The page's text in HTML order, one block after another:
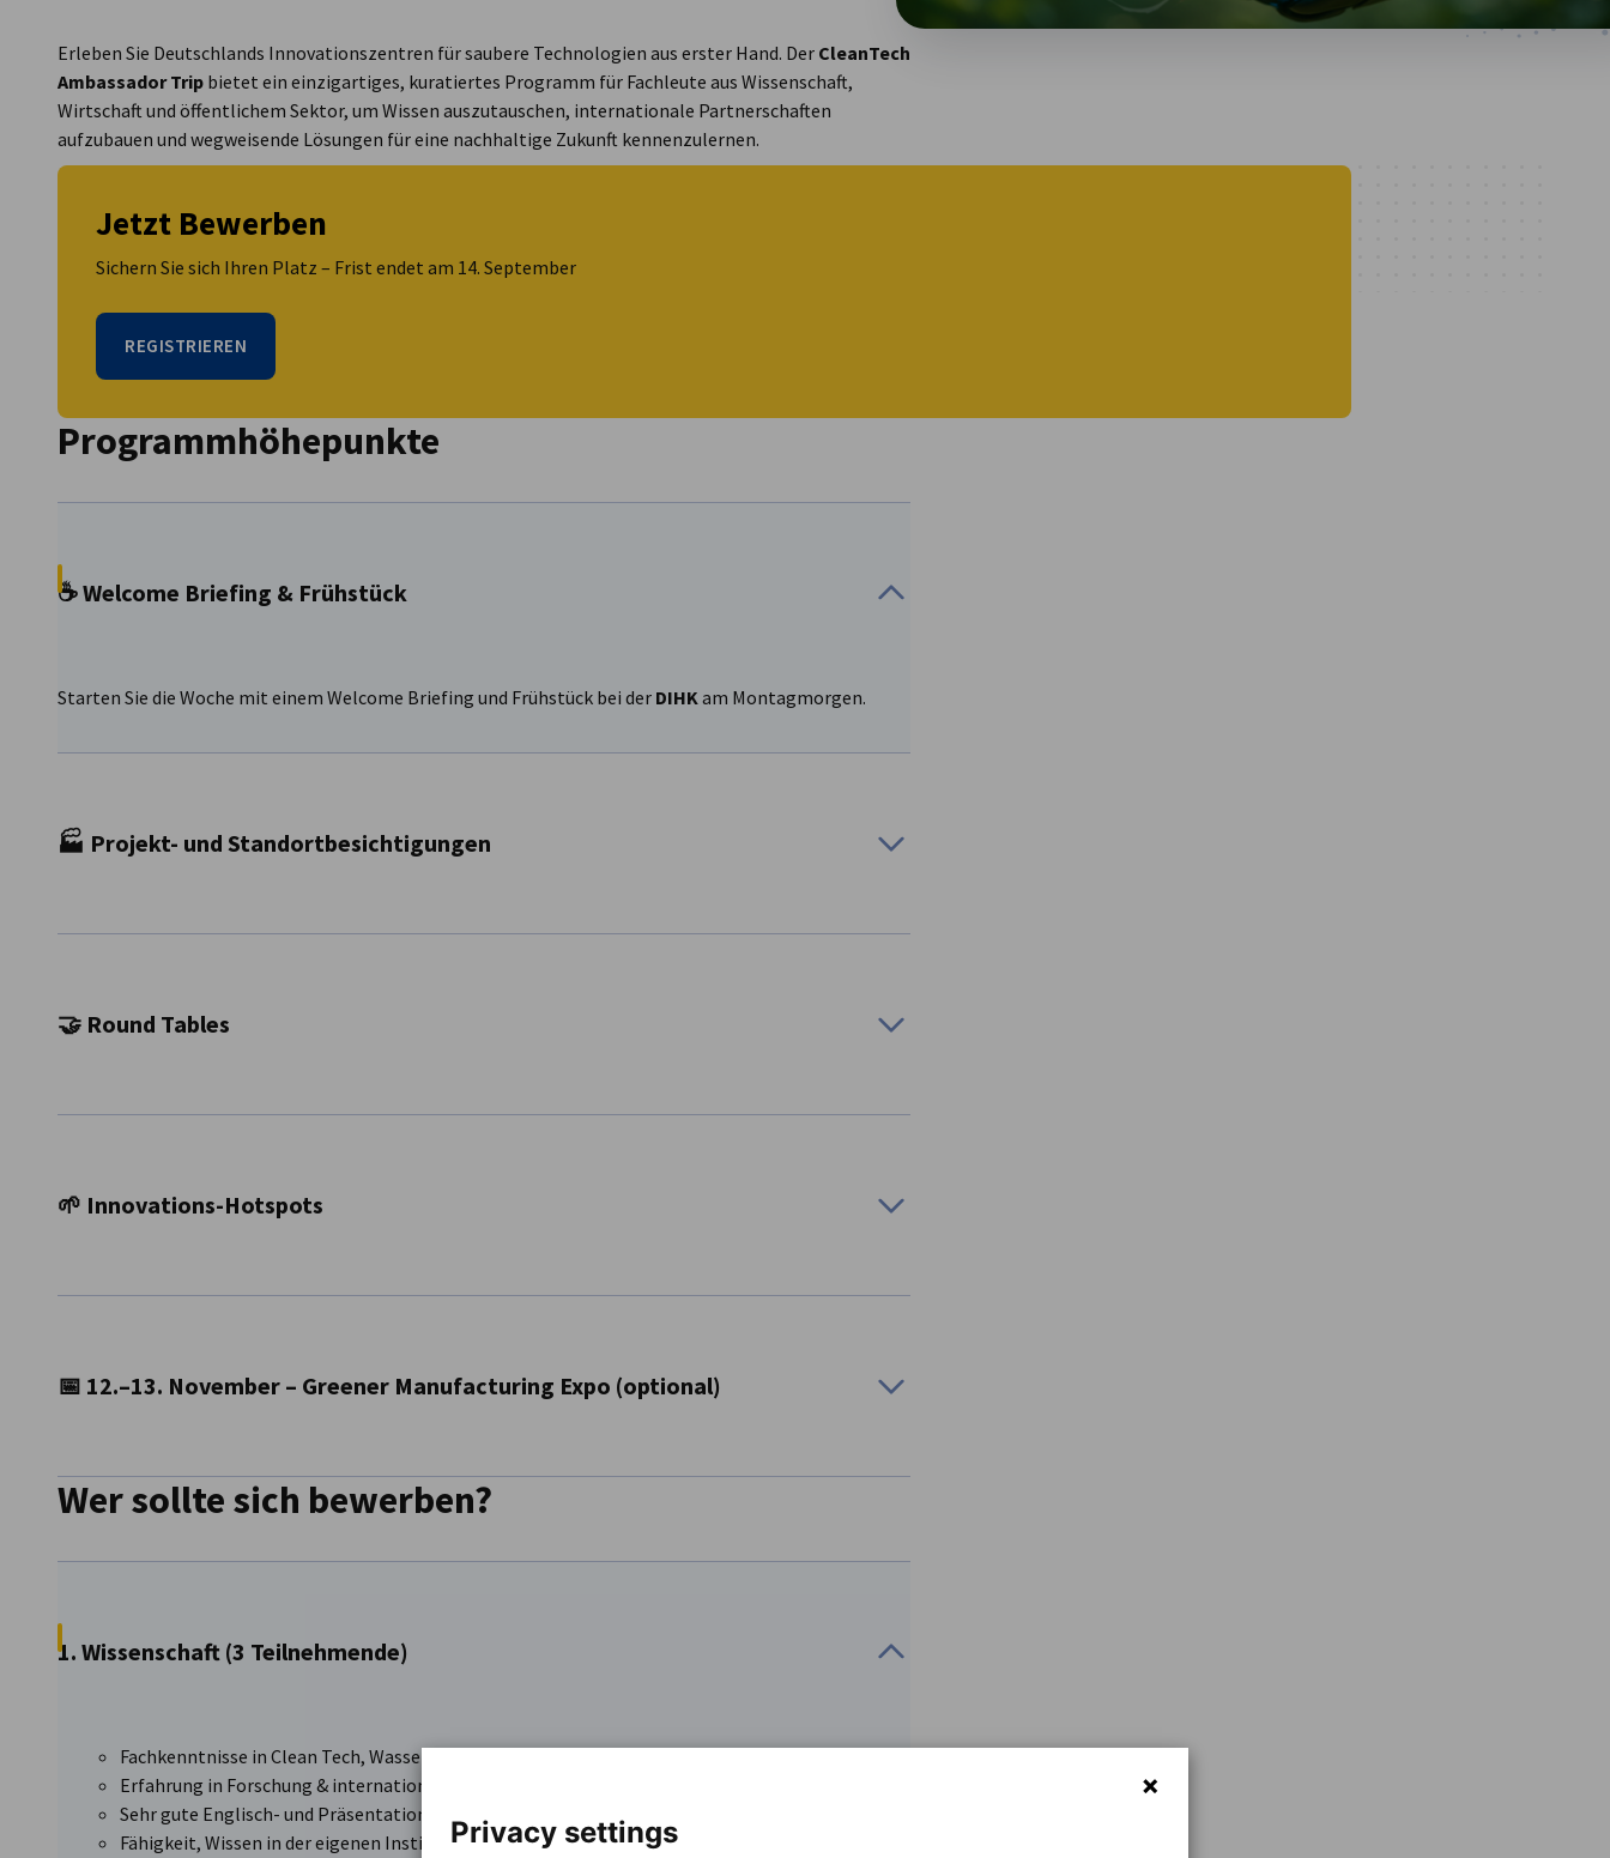
USA - Atlanta
Erleben Sie Deutschlands Innovationszentren für saubere Technologien aus erster Hand. Der CleanTech
Ambassador Trip bietet ein einzigartiges, kuratiertes Programm für Fachleute aus Wissenschaft,
Wirtschaft und öffentlichem Sektor, um Wissen auszutauschen, internationale Partnerschaften
aufzubauen und wegweisende Lösungen für eine nachhaltige Zukunft kennenzulernen.
Jetzt Bewerben
Sichern Sie sich Ihren Platz – Frist endet am 14. September
REGISTRIEREN
Programmhöhepunkte
☕ Welcome Briefing & Frühstück
Starten Sie die Woche mit einem Welcome Briefing und Frühstück bei der DIHKam Montagmorgen.
🏭 Projekt- und Standortbesichtigungen
🤝 Round Tables
🌱 Innovations-Hotspots
📅 12.–13. November – Greener Manufacturing Expo (optional)
Entdecken Sie die neuesten Trends, Produkte und Dienstleistungen im Bereich nachhaltige Produktion.
Wer sollte sich bewerben?
1. Wissenschaft (3 Teilnehmende)
Fachkenntnisse in Clean Tech, Wasserstoff, Energie- oder Umweltwissenschaften
Erfahrung in Forschung & internationaler Zusammenarbeit
Sehr gute Englisch- und Präsentationsfähigkeiten
Fähigkeit, Wissen in der eigenen Institution zu multiplizieren
Privacy settings